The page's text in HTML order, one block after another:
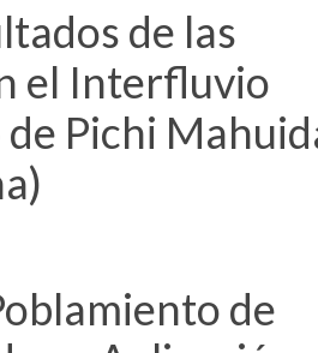
de las
el Interfluvio
Pichi
de